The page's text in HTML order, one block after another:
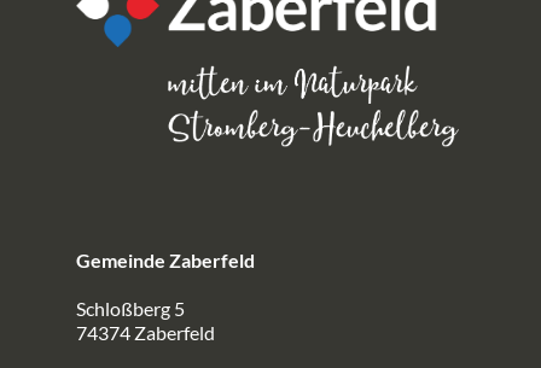
Gemeinde Zaberfeld
Schloßberg 5
74374 Zaberfeld